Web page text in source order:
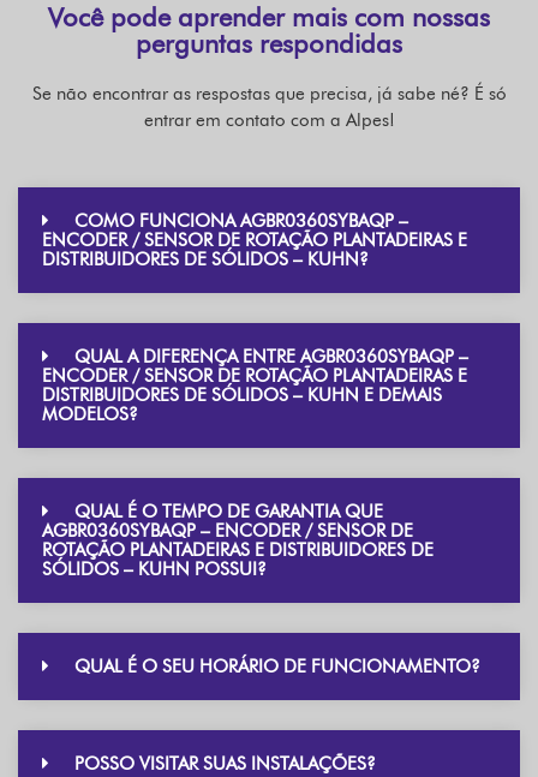
Você pode aprender mais com nossas
perguntas respondidas
Se não encontrar as respostas que precisa, já sabe né? É só
entrar em contato com a Alpes!
COMO FUNCIONA AGBR0360SYBAQP –
ENCODER / SENSOR DE ROTAÇÃO PLANTADEIRAS E
DISTRIBUIDORES DE SÓLIDOS – KUHN?
QUAL A DIFERENÇA ENTRE AGBR0360SYBAQP –
ENCODER / SENSOR DE ROTAÇÃO PLANTADEIRAS E
DISTRIBUIDORES DE SÓLIDOS – KUHN E DEMAIS
MODELOS?
QUAL É O TEMPO DE GARANTIA QUE
AGBR0360SYBAQP – ENCODER / SENSOR DE
ROTAÇÃO PLANTADEIRAS E DISTRIBUIDORES DE
SÓLIDOS – KUHN POSSUI?
QUAL É O SEU HORÁRIO DE FUNCIONAMENTO?
POSSO VISITAR SUAS INSTALAÇÕES?